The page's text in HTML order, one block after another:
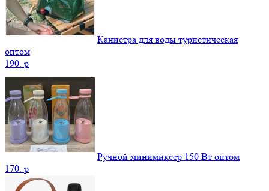
Канистра для воды туристическая
оптом
190. p
Ручной минимиксер 150 Вт оптом
170. p